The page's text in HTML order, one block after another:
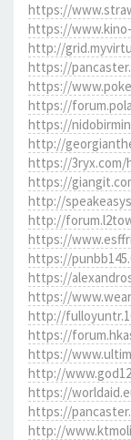
https://
https://
http://
https://
https://
https://
https://
http://
https://3ryx.com/
https://
http://
http://
https://
https://
https://
https://
http://
https://
https://
http://
https://
https://
http://